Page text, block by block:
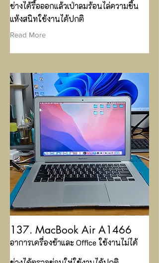
ช่างได้รื้อออกแล้วเป่าลมร้อนไล่ความชื้น
แห้งสนิทใช้งานได้ปกติ
Read More
137. MacBook Air A1466
อาการเครื่องช้าและ Office ใช้งานไม่ได้